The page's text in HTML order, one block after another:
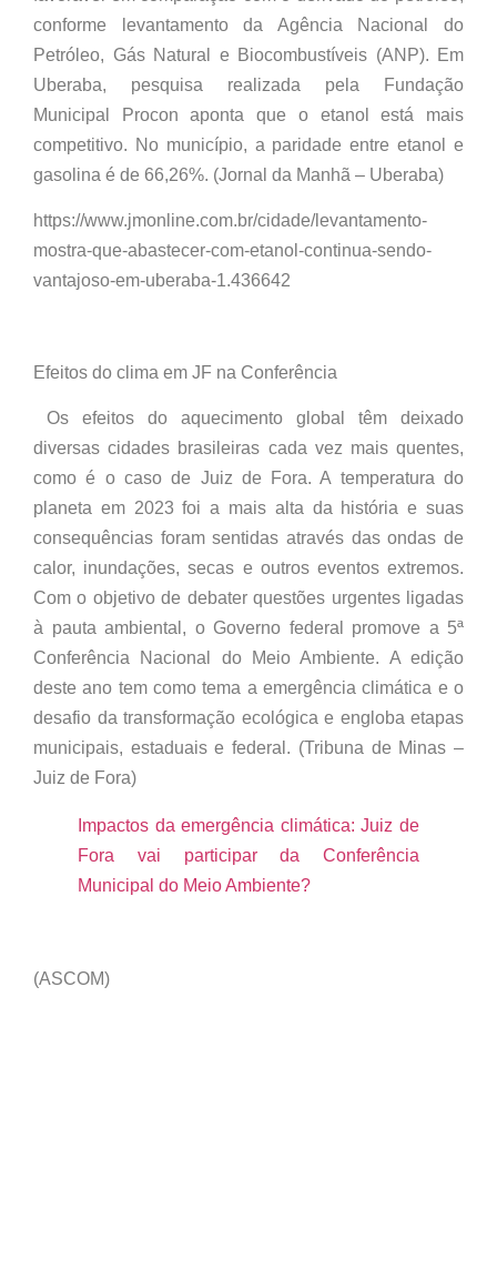
conforme levantamento da Agência Nacional do
Petróleo, Gás Natural e Biocombustíveis (ANP). Em
Uberaba, pesquisa realizada pela Fundação
Municipal Procon aponta que o etanol está mais
competitivo. No município, a paridade entre etanol e
gasolina é de 66,26%. (Jornal da Manhã – Uberaba)
https://www.jmonline.com.br/cidade/levantamento-
mostra-que-abastecer-com-etanol-continua-sendo-
vantajoso-em-uberaba-1.436642
Efeitos do clima em JF na Conferência
Os efeitos do aquecimento global têm deixado
diversas cidades brasileiras cada vez mais quentes,
como é o caso de Juiz de Fora. A temperatura do
planeta em 2023 foi a mais alta da história e suas
consequências foram sentidas através das ondas de
calor, inundações, secas e outros eventos extremos.
Com o objetivo de debater questões urgentes ligadas
à pauta ambiental, o Governo federal promove a 5ª
Conferência Nacional do Meio Ambiente. A edição
deste ano tem como tema a emergência climática e o
desafio da transformação ecológica e engloba etapas
municipais, estaduais e federal. (Tribuna de Minas –
Juiz de Fora)
Impactos da emergência climática: Juiz de
Fora vai participar da Conferência
Municipal do Meio Ambiente?
(ASCOM)